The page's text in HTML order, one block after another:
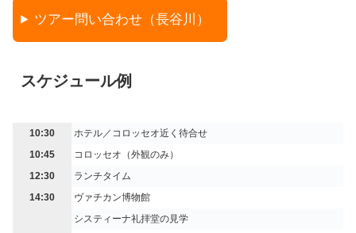
ツアー問い合わせ（長谷川）
スケジュール例
10:30
ホテル／コロッセオ近く待合せ
10:45
コロッセオ（外観のみ）
12:30
ランチタイム
14:30
ヴァチカン博物館
システィーナ礼拝堂の見学